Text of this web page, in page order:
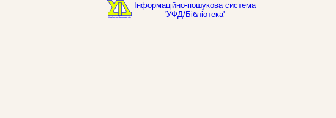
Інформаційно-пошукова система
'УФД/Бібліотека'